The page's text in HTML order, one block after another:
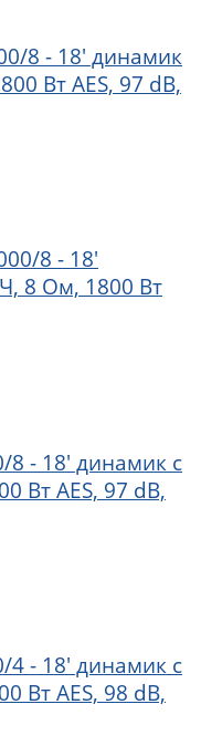
8 - 18' динамик
Вт AES, 97 dB,
8 - 18'
8 Ом, 1800 Вт
8 - 18' динамик с
Вт AES, 97 dB,
4 - 18' динамик с
Вт AES, 98 dB,